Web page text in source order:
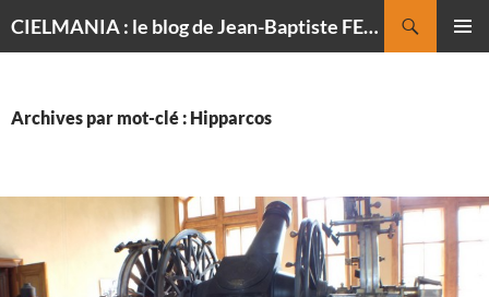
CIELMANIA : le blog de Jean-Baptiste FELDMANN, photographe du ciel
Archives par mot-clé : Hipparcos